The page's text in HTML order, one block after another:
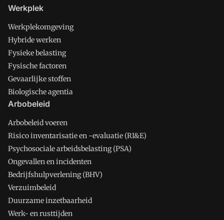
Werkplek
Werkplekomgeving
Hybride werken
Fysieke belasting
Fysische factoren
Gevaarlijke stoffen
Biologische agentia
Arbobeleid
Arbobeleid voeren
Risico inventarisatie en -evaluatie (RI&E)
Psychosociale arbeidsbelasting (PSA)
Ongevallen en incidenten
Bedrijfshulpverlening (BHV)
Verzuimbeleid
Duurzame inzetbaarheid
Werk- en rusttijden